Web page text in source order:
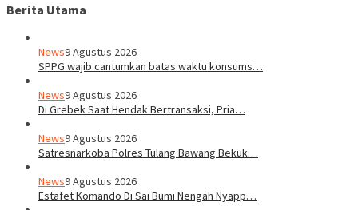
Berita Utama
News9 Agustus 2026
SPPG wajib cantumkan batas waktu konsums…
News9 Agustus 2026
Di Grebek Saat Hendak Bertransaksi, Pria…
News9 Agustus 2026
Satresnarkoba Polres Tulang Bawang Bekuk…
News9 Agustus 2026
Estafet Komando Di Sai Bumi Nengah Nyapp…